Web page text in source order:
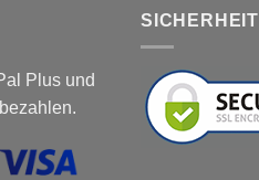
Plus und
SICHERHEIT